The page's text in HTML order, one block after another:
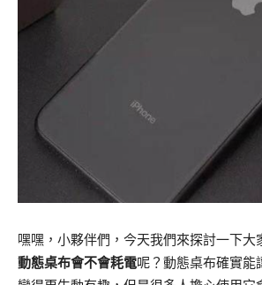
嘿嘿，小夥伴們，今天我們來探討一下大
動態桌布會不會耗電呢？動態桌布確實